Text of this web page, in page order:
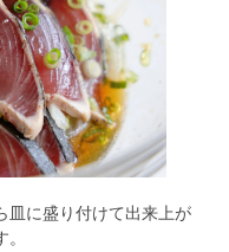
に盛り付けて出来上が